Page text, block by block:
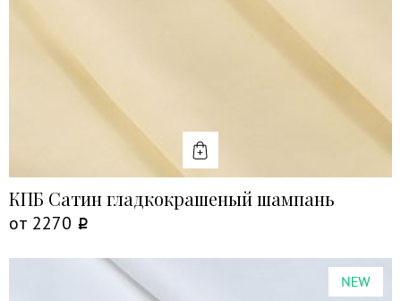
КПБ Сатин гладкокрашеный шампань
от 2270